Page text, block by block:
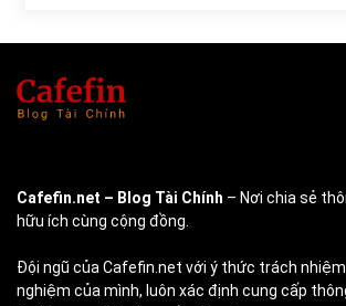
Cafefin.net – Blog Tài Chính – Nơi chia sẻ
hữu ích cùng cộng đồng.
Đội ngũ của Cafefin.net với ý thức trách
nghiệm của mình, luôn xác định cung cấp